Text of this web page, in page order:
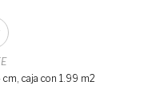
caja con 1.99 m2